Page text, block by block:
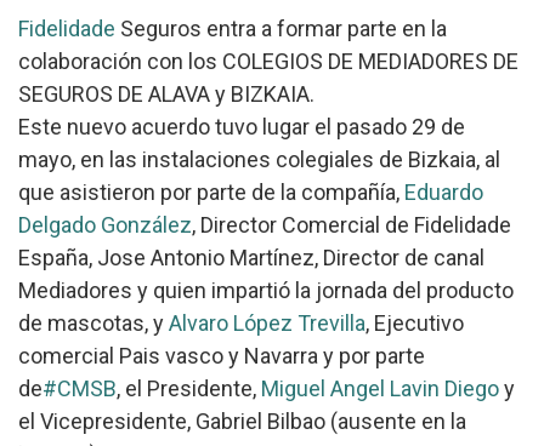
Fidelidade Seguros entra a formar parte en la
colaboración con los COLEGIOS DE MEDIADORES DE
SEGUROS DE ALAVA y BIZKAIA.
Este nuevo acuerdo tuvo lugar el pasado 29 de
mayo, en las instalaciones colegiales de Bizkaia, al
que asistieron por parte de la compañía, Eduardo
Delgado González, Director Comercial de Fidelidade
España, Jose Antonio Martínez, Director de canal
Mediadores y quien impartió la jornada del producto
de mascotas, yAlvaro López Trevilla, Ejecutivo
comercial Pais vasco y Navarra y por parte
de#CMSB, el Presidente, Miguel Angel Lavin Diegoy
el Vicepresidente, Gabriel Bilbao (ausente en la